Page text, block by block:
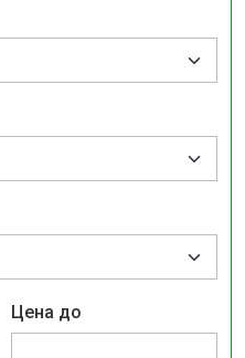
Цена до